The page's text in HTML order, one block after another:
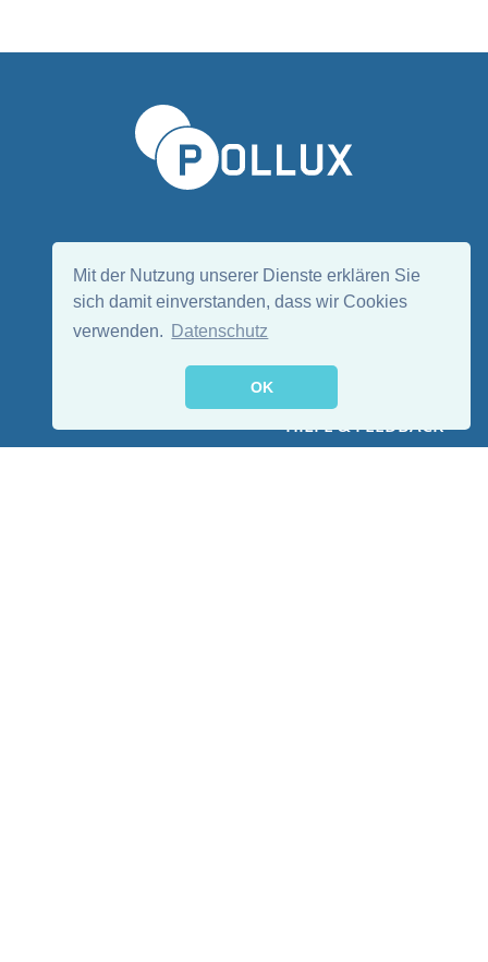
Mit der Nutzung unserer Dienste erklären Sie
sich damit einverstanden, dass wir Cookies
verwenden.
Datenschutz
OK
HILFE & FEEDBACK
EN